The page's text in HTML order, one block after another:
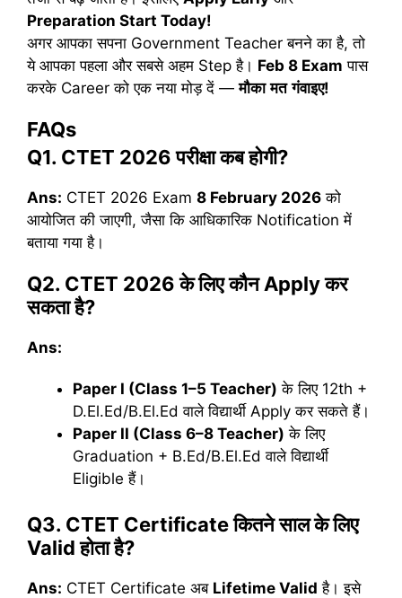
Preparation Start Today!
अगर आपका सपना Government Teacher बनने का है, तो
ये आपका पहला और सबसे अहम Step है। Feb 8 Exam पास
करके Career को एक नया मोड़ दें —मौका मत गंवाइए!
FAQs
Q1. CTET 2026परीक्षाकबहोगी?
Ans: CTET 2026 Exam 8 February 2026 को
आयोजित की जाएगी, जैसा कि आधिकारिक Notification में
बताया गया है।
Q2. CTET 2026केलिएकौनApplyकर
सकताहै?
Ans:
Paper I (Class 1–5 Teacher) के लिए 12th +
D.El.Ed/B.El.Ed वाले विद्यार्थी Apply कर सकते हैं।
Paper II (Class 6–8 Teacher) के लिए
Graduation + B.Ed/B.El.Ed वाले विद्यार्थी
Eligible हैं।
Q3. CTET Certificateकितनेसालकेलिए
Validहोताहै?
Ans: CTET Certificate अब Lifetime Valid है। इसे